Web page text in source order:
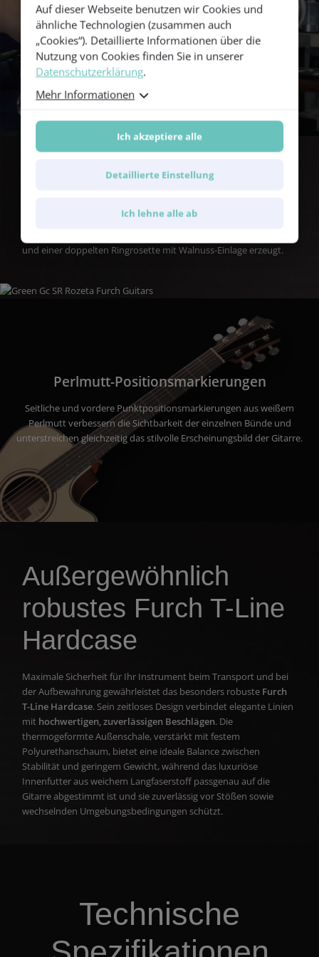
about our CNR System
Das stilvolle Erscheinungsbild der Decke der Green SR wird durch
und einer doppelten Ringrosette mit Walnuss-Einlage erzeugt.
Perlmutt-Positionsmarkierungen
Seitliche und vordere Punktpositionsmarkierungen aus weißem
Perlmutt verbessern die Sichtbarkeit der einzelnen Bünde und
unterstreichen gleichzeitig das stilvolle Erscheinungsbild der Gitarre.
Außergewöhnlich
robustes Furch T-Line
Hardcase
Maximale Sicherheit für Ihr Instrument beim Transport und bei
der Aufbewahrung gewährleistet das besonders robuste Furch
T-Line Hardcase. Sein zeitloses Design verbindet elegante Linien
mit hochwertigen, zuverlässigen Beschlägen. Die
thermogeformte Außenschale, verstärkt mit festem
Polyurethanschaum, bietet eine ideale Balance zwischen
Stabilität und geringem Gewicht, während das luxuriöse
Innenfutter aus weichem Langfaserstoff passgenau auf die
Gitarre abgestimmt ist und sie zuverlässig vor Stößen sowie
wechselnden Umgebungsbedingungen schützt.
Technische
Auf dieser Webseite benutzen wir Cookies und
ähnliche Technologien (zusammen auch
„Cookies“). Detaillierte Informationen über die
Nutzung von Cookies finden Sie in unserer
Datenschutzerklärung.
Mehr Informationen
Ich akzeptiere alle
Detaillierte Einstellung
Ich lehne alle ab